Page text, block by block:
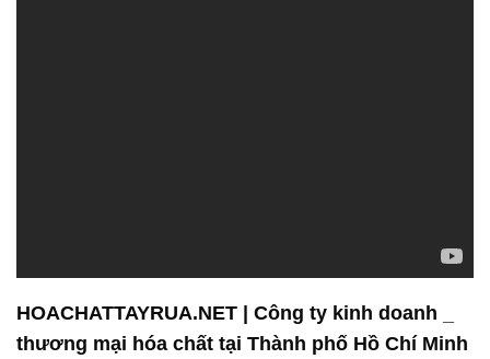
Chúng tôi cam kết rằng chất lượng là yếu tố quan
trọng nhất trong mọi giao dịch. Chúng tôi hiểu rõ
rằng trong ngành công nghiệp hóa chất, sự an toàn
và hiệu quả của sản phẩm đóng vai trò quyết định